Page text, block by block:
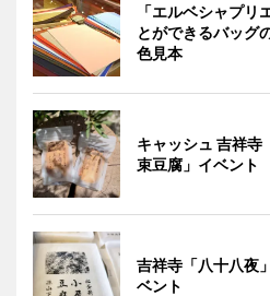
「エルベシャプリ
とができるバッグ
色見本
キャッシュ 吉祥寺
束豆腐」イベント
吉祥寺「八十八夜
ベント